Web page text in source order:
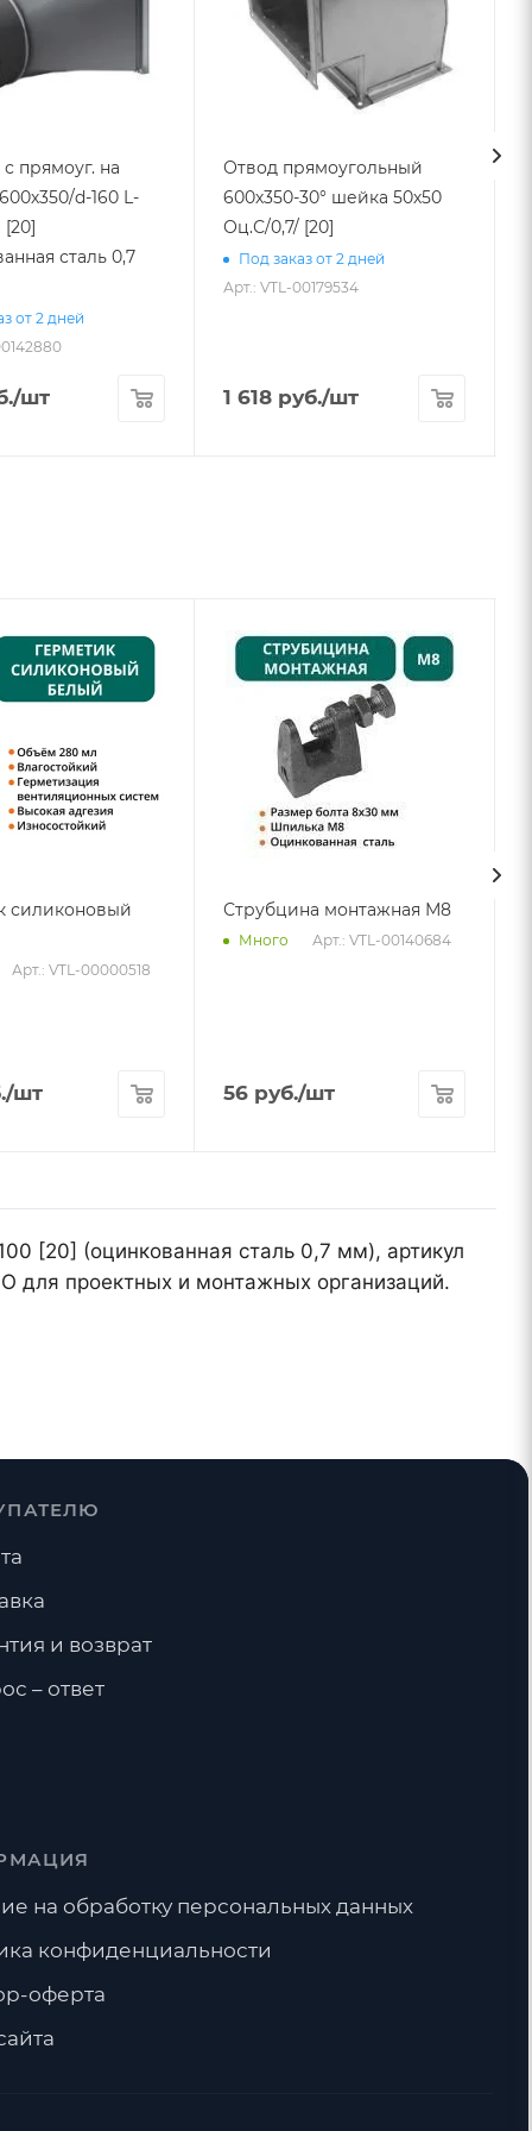
прямоуг. на
d-160 L-
[20]
сталь 0,7
от 2 дней
/шт
Отвод прямоугольный
600х350-30° шейка 50х50
Оц.С/0,7/ [20]
Под заказ от 2 дней
Арт.: VTL-00179534
1 618 руб./шт
силиконовый
Арт.: VTL-00000518
/шт
Струбцина монтажная М8
Много Арт.: VTL-00140684
56 руб./шт
[20] (оцинкованная сталь 0,7 мм), артикул
проектных и монтажных организаций.
и возврат
– ответ
на обработку персональных данных
конфиденциальности
оферта